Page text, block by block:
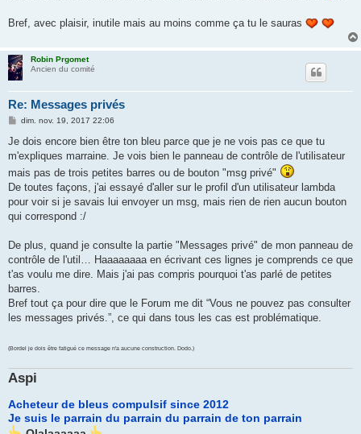
Bref, avec plaisir, inutile mais au moins comme ça tu le sauras
Robin Prgomet
Ancien du comité
Re: Messages privés
M
s
a
e
dim. nov. 19, 2017 22:06
Je dois encore bien être ton bleu parce que je ne vois pas ce que tu
m'expliques marraine. Je vois bien le panneau de contrôle de l'utilisateur
mais pas de trois petites barres ou de bouton "msg privé"
De toutes façons, j'ai essayé d'aller sur le profil d'un utilisateur lambda
pour voir si je savais lui envoyer un msg, mais rien de rien aucun bouton
qui correspond :/
De plus, quand je consulte la partie "Messages privé" de mon panneau de
contrôle de l'util… Haaaaaaaa en écrivant ces lignes je comprends ce que
t'as voulu me dire. Mais j'ai pas compris pourquoi t'as parlé de petites
barres.
Bref tout ça pour dire que le Forum me dit “Vous ne pouvez pas consulter
les messages privés.”, ce qui dans tous les cas est problématique.
(Bordel je dois être fatigué ce message n'a aucune construction. Dodo.)
Aspi
Acheteur de bleus compulsif since 2012
Je suis le parrain du parrain du parrain de ton parrain